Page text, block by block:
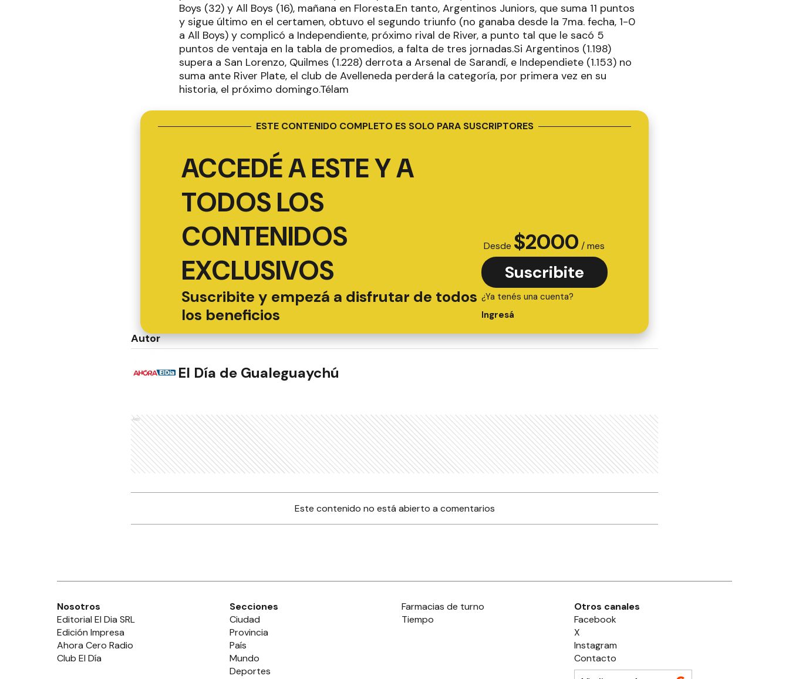
Boys (32) y All Boys (16), mañana en Floresta.En tanto, Argentinos Juniors, que suma 11 puntos
y sigue último en el certamen, obtuvo el segundo triunfo (no ganaba desde la 7ma. fecha, 1-0
a All Boys) y complicó a Independiente, próximo rival de River, a punto tal que le sacó 5
puntos de ventaja en la tabla de promedios, a falta de tres jornadas.Si Argentinos (1.198)
supera a San Lorenzo, Quilmes (1.228) derrota a Arsenal de Sarandí, e Independiete (1.153) no
suma ante River Plate, el club de Avelleneda perderá la categoría, por primera vez en su
historia, el próximo domingo.Télam
ESTE CONTENIDO COMPLETO ES SOLO PARA SUSCRIPTORES
ACCEDÉ A ESTE Y A
TODOS LOS
CONTENIDOS
EXCLUSIVOS
Suscribite y empezá a disfrutar de todos
los beneficios
Desde $2000 / mes
Suscribite
¿Ya tenés una cuenta?
Ingresá
Autor
El Día de Gualeguaychú
Ads
Este contenido no está abierto a comentarios
Nosotros
Editorial El Dia SRL
Edición Impresa
Ahora Cero Radio
Club El Día
Secciones
Ciudad
Provincia
País
Mundo
Deportes
Farmacias de turno
Tiempo
Otros canales
Facebook
X
Instagram
Contacto